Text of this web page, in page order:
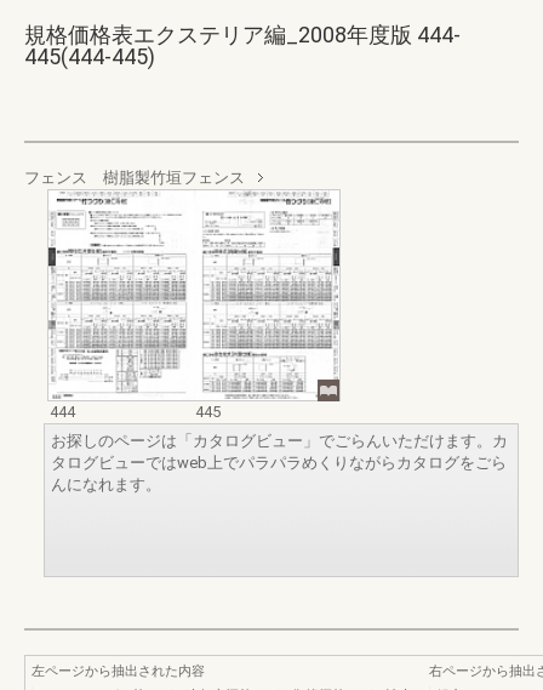
規格価格表エクステリア編_2008年度版 444-
445(444-445)
フェンス 樹脂製竹垣フェンス
444
445
お探しのページは「カタログビュー」でごらんいただけます。カ
タログビューではweb上でパラパラめくりながらカタログをごら
んになれます。
左ページから抽出された内容
右ページから抽出